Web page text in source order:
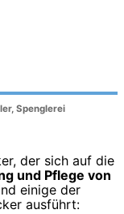
Spenglerei
der sich auf die
und Pflege von
einige der
ausführt: